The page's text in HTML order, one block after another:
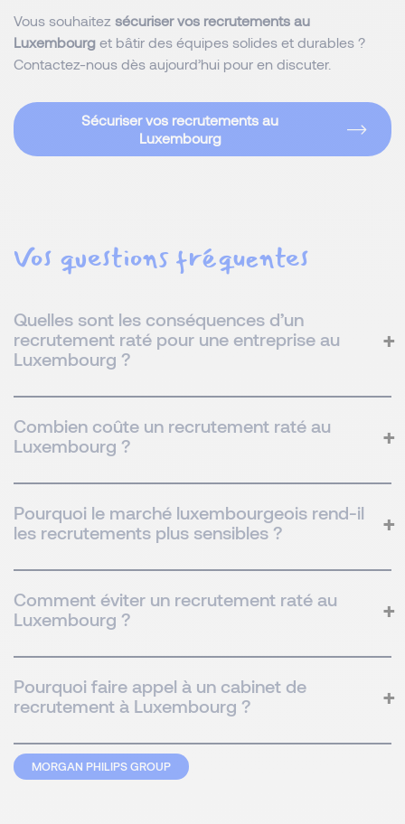
Vous souhaitez sécuriser vos recrutements au
Luxembourg et bâtir des équipes solides et durables ?
Contactez-nous dès aujourd’hui pour en discuter.
Sécuriser vos recrutements au
Luxembourg
Vos questions fréquentes
Quelles sont les conséquences d’un
recrutement raté pour une entreprise au
Luxembourg ?
Combien coûte un recrutement raté au
Luxembourg ?
Pourquoi le marché luxembourgeois rend-il
les recrutements plus sensibles ?
Comment éviter un recrutement raté au
Luxembourg ?
Pourquoi faire appel à un cabinet de
recrutement à Luxembourg ?
MORGAN PHILIPS GROUP